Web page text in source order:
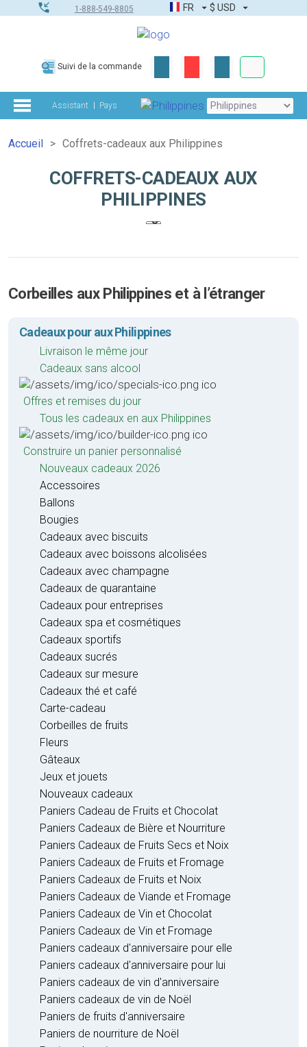
1-888-549-8805 FR $ USD
Suivi de la commande
Assistant Pays
Accueil Coffrets-cadeaux aux Philippines
COFFRETS-CADEAUX AUX
PHILIPPINES
Corbeilles aux Philippines et à l’étranger
Cadeaux pour aux Philippines
Livraison le même jour
Cadeaux sans alcool
Offres et remises du jour
Tous les cadeaux en aux Philippines
Construire un panier personnalisé
Nouveaux cadeaux 2026
Accessoires
Ballons
Bougies
Cadeaux avec biscuits
Cadeaux avec boissons alcolisées
Cadeaux avec champagne
Cadeaux de quarantaine
Cadeaux pour entreprises
Cadeaux spa et cosmétiques
Cadeaux sportifs
Cadeaux sucrés
Cadeaux sur mesure
Cadeaux thé et café
Carte-cadeau
Corbeilles de fruits
Fleurs
Gâteaux
Jeux et jouets
Nouveaux cadeaux
Paniers Cadeau de Fruits et Chocolat
Paniers Cadeaux de Bière et Nourriture
Paniers Cadeaux de Fruits Secs et Noix
Paniers Cadeaux de Fruits et Fromage
Paniers Cadeaux de Fruits et Noix
Paniers Cadeaux de Viande et Fromage
Paniers Cadeaux de Vin et Chocolat
Paniers Cadeaux de Vin et Fromage
Paniers cadeaux d'anniversaire pour elle
Paniers cadeaux d'anniversaire pour lui
Paniers cadeaux de vin d'anniversaire
Paniers cadeaux de vin de Noël
Paniers de fruits d'anniversaire
Paniers de nourriture de Noël